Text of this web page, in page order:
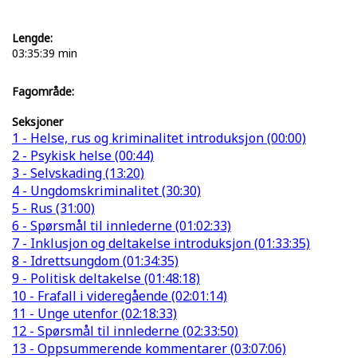
Lengde:
03:35:39 min
Fagområde:
Seksjoner
1 - Helse, rus og kriminalitet introduksjon (00:00)
2 - Psykisk helse (00:44)
3 - Selvskading (13:20)
4 - Ungdomskriminalitet (30:30)
5 - Rus (31:00)
6 - Spørsmål til innlederne (01:02:33)
7 - Inklusjon og deltakelse introduksjon (01:33:35)
8 - Idrettsungdom (01:34:35)
9 - Politisk deltakelse (01:48:18)
10 - Frafall i videregående (02:01:14)
11 - Unge utenfor (02:18:33)
12 - Spørsmål til innlederne (02:33:50)
13 - Oppsummerende kommentarer (03:07:06)